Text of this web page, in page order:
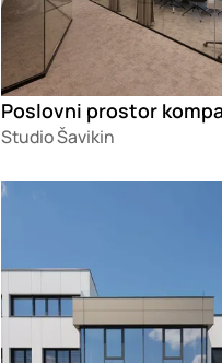
Studio Šavikin
Loading